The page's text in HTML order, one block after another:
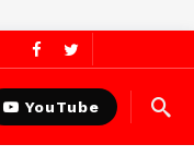
YouTube